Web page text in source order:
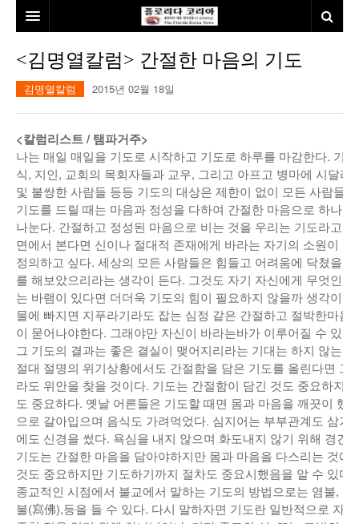
본사소개
뉴스
동포
미국
칼럼
발행인칼럼
김명열칼럼
이명덕칼럼
김선옥칼럼
김원동칼럼
건강
본보특집
100인선/독자광장
100인선
독자광장
여행
인근여행지
놀이공원
낚시/비치
골프
인터뷰/탐방
<김명열칼럼> 간절한 마음의 기도
김명열칼럼 2015년 02월 18일
<칼럼리스트 / 탬파거주>
나는 매일 매일을 기도로 시작하고 기도로 하루를 마감한다. 기
식, 지인, 교회의 목회자들과 교우, 그리고 아프고 병마에 시달리
및 불쌍한 사람들 등등 기도의 대상은 제한이 없이 모든 사람들
기도를 드릴 때는 마음과 정성을 다하여 간절한 마음으로 하나
나눈다. 간절하고 정성된 마음으로 비는 것을 우리는 기도라고
면에서 본다면 신이나 절대적 존재에게 바라는 자기의 소원이
정의하고 싶다. 세상의 모든 사람들은 힘들고 어려움에 닥쳤을
를 해보았으리라는 생각이 든다. 그것도 자기 자신에게 무엇인
는 바램이 있다면 더더욱 기도의 힘이 필요하지 않을까 생각이
물에 빠지면 지푸라기라도 잡는 심정 같은 간절하고 절박한마음
이 묻어나야한다. 그래야만 자신이 바라는바가 이루어질 수 있
그 기도의 결과는 좋은 결실이 맺어지리라는 기대는 하지 않는
절대 절명의 위기상황에서도 간절함을 담은 기도를 올린다면 그
라도 위안을 찾을 것이다. 기도는 간절함이 담긴 것도 중요하지
도 중요하다. 옛날 어른들은 기도할 때면 몸과 마음을 깨끗이 했
으로 갈아입으며 음식도 가려먹었다. 심지어는 부부관계도 삼가
에도 신경을 썼다. 욕심을 내지 않으며 화도내지 않기 위해 경건
기도는 간절한 마음을 담아야하지만 몸과 마음을 다스리는 것에
것도 중요하지만 기도하기까지 절차도 중요시했음을 알 수 있다.
종교적인 시점에서 불교에서 말하는 기도의 방법으로는 염불,
불(寫佛),등을 들 수 있다. 다시 말하자면 기도란 일반적으로 자